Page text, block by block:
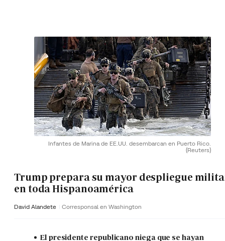
Infantes de Marina de EE.UU. desembarcan en Puerto Rico.
(Reuters)
Trump prepara su mayor despliegue
en toda Hispanoamérica
David Alandete Corresponsal en Washington
El presidente republicano niega que se hayan